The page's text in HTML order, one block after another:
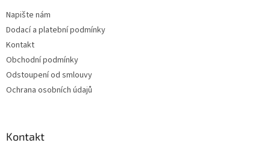
Napište nám
Dodací a platební podmínky
Kontakt
Obchodní podmínky
Odstoupení od smlouvy
Ochrana osobních údajů
Kontakt